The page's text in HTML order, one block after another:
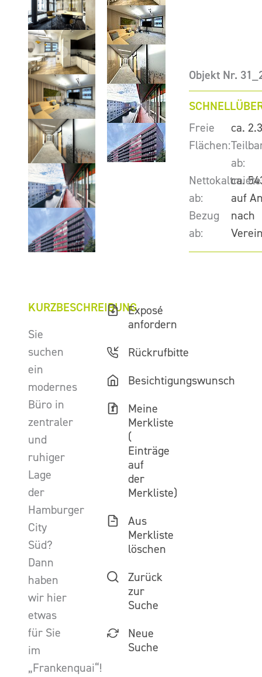
Objekt Nr.
Freie
Flächen:
ca.
ab:
ca.
Nettokaltmiete
ab:
auf
Bezug
ab:
nach
KURZBESCHREIBUNG
Sie
suchen
ein
modernes
Büro in
zentraler
und
ruhiger
Lage
der
Hamburger
City
Süd?
Dann
haben
wir hier
etwas
für Sie
im
„Frankenquai“!
Exposé
anfordern
Rückrufbitte
Besichtigungswunsch
Meine
Merkliste
(
Einträge
auf
der
Merkliste)
Aus
Merkliste
löschen
Zurück
zur
Suche
Neue
Suche